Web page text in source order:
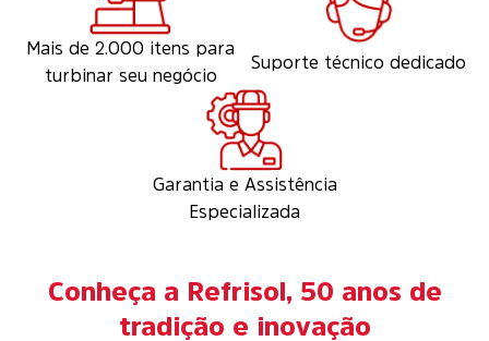
Mais de 2.000 itens para
turbinar seu negócio
Suporte técnico dedicado
Garantia e Assistência
Especializada
Conheça a Refrisol, 50 anos de
tradição e inovação